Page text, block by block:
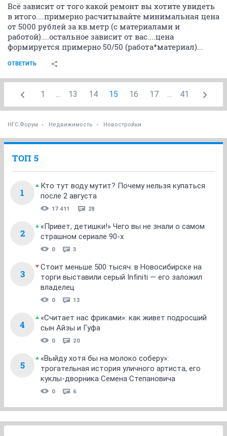
Всё зависит от того какой ремонт вы хотите увидеть
в итого....примерно расчитывайте минимальная цена
от 5000 рублей за кв.метр (с материалами и
работой)....остальное зависит от вас....цена
формируется примерно 50/50 (работа*материал)...
ОТВЕТИТЬ
1 ... 13 14 15 16 17 ... 41
НГС.Форум Недвижимость Новостройки
ТОП 5
1
Кто тут воду мутит? Почему нельзя купаться
после 2 августа
17 411 28
2
«Привет, детишки!» Чего вы не знали о самом
страшном сериале 90-х
0 3
3
Стоит меньше 500 тысяч: в Новосибирске на
торги выставили серый Infiniti — его заложил
владелец
0 13
4
«Считает нас фриками»: как живет подросший
сын Айзы и Гуфа
0 20
5
«Выйду хотя бы на молоко соберу»:
трогательная история уличного артиста, его
куклы-дворника Семена Степановича
0 6